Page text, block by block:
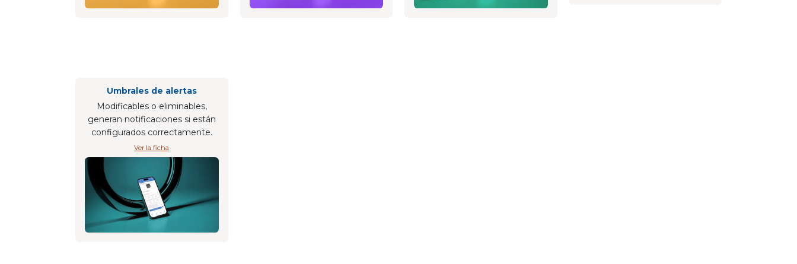
Umbrales de alertas
Modificables o eliminables,
generan notificaciones si están
configurados correctamente.
Ver la ficha